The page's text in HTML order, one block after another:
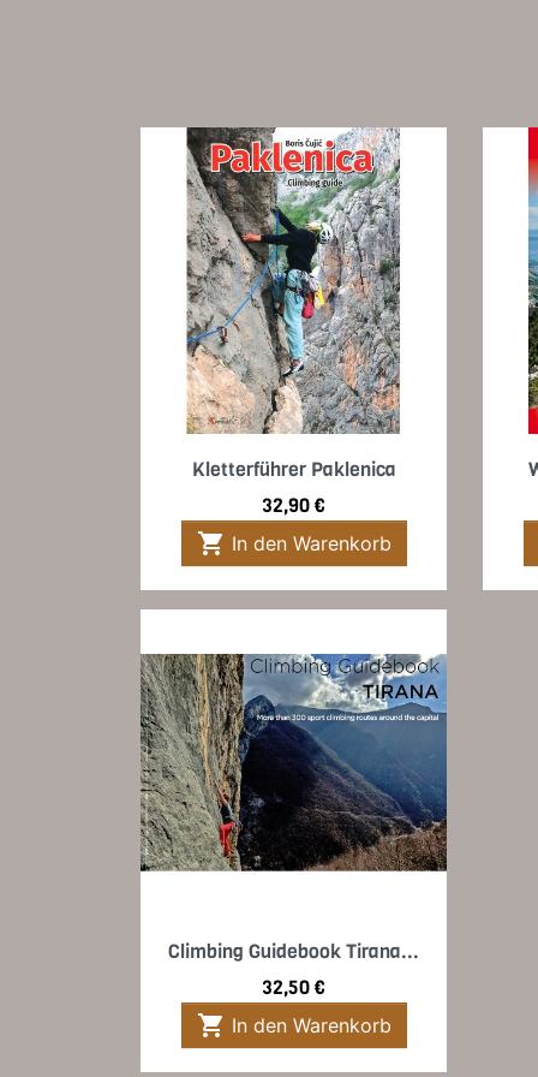
Vorschau
Kletterführer Paklenica
Preis
32,90 €
 In den Warenkorb
 Vorschau
Climbing Guidebook Tirana...
Preis
32,50 €
 In den Warenkorb